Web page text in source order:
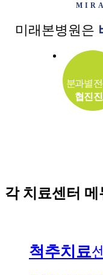
미래본병원은
분과별
협진
각 치료센터 메
척추치료